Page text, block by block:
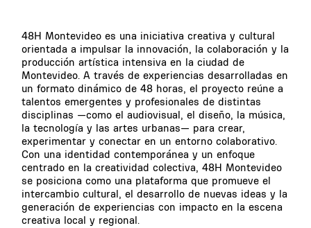
48H Montevideo es una iniciativa creativa y cultural
orientada a impulsar la innovación, la colaboración y la
producción artística intensiva en la ciudad de
Montevideo. A través de experiencias desarrolladas en
un formato dinámico de 48 horas, el proyecto reúne a
talentos emergentes y profesionales de distintas
disciplinas —como el audiovisual, el diseño, la música,
la tecnología y las artes urbanas— para crear,
experimentar y conectar en un entorno colaborativo.
Con una identidad contemporánea y un enfoque
centrado en la creatividad colectiva, 48H Montevideo
se posiciona como una plataforma que promueve el
intercambio cultural, el desarrollo de nuevas ideas y la
generación de experiencias con impacto en la escena
creativa local y regional.